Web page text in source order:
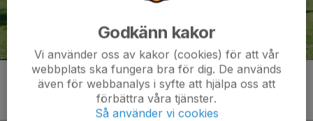
Godkänn kakor
Vi använder oss av kakor (cookies) för att vår
webbplats ska fungera bra för dig. De används
även för webbanalys i syfte att hjälpa oss att
förbättra våra tjänster.
Så använder vi cookies